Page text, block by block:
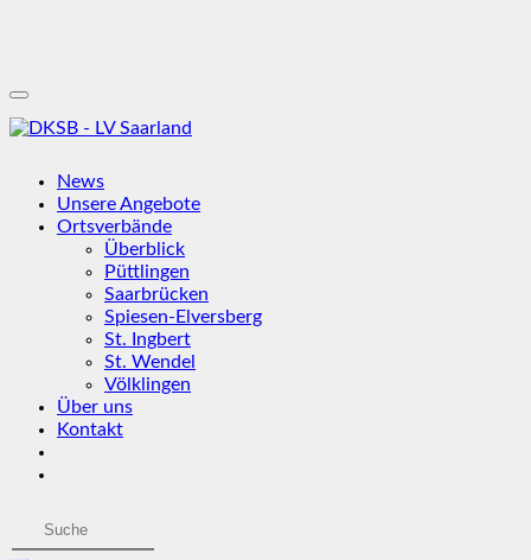
News
Unsere Angebote
Ortsverbände
Überblick
Püttlingen
Saarbrücken
Spiesen-Elversberg
St. Ingbert
St. Wendel
Völklingen
Über uns
Kontakt